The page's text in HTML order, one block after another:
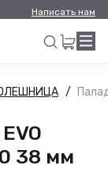
Написать нам
Искать
38 мм